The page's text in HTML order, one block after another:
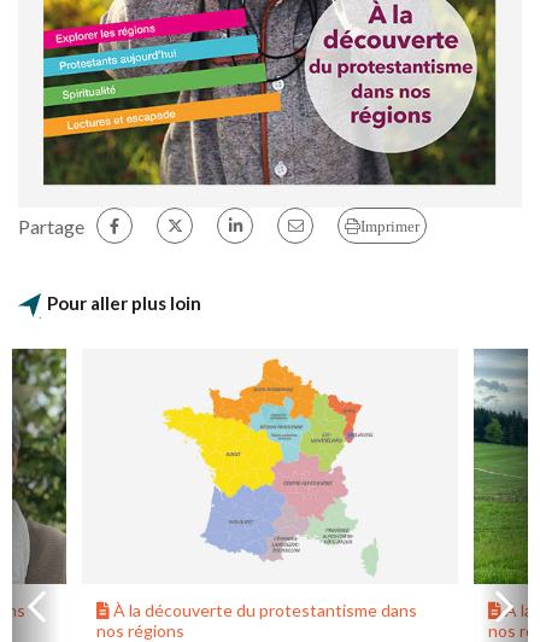
Partage Imprimer
Pour aller plus loin
À la découverte du protestantisme dans
nos régions
À la
nos